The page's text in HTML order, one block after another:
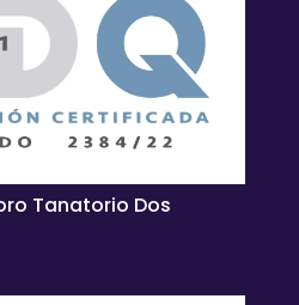
Tanatorio Dos